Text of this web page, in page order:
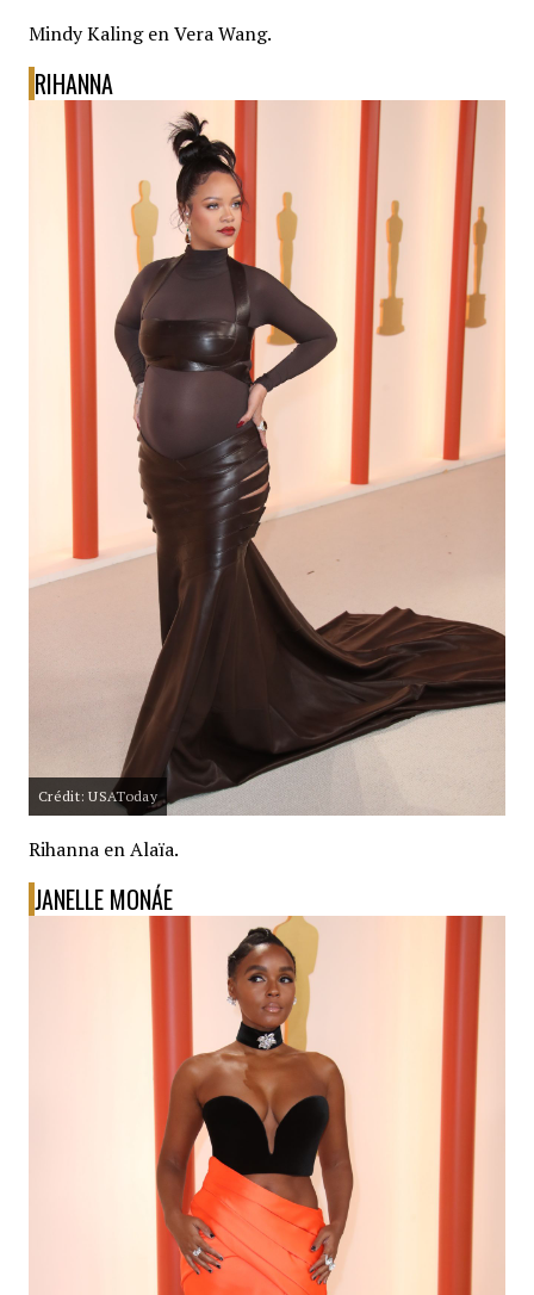
Mindy Kaling en Vera Wang.
RIHANNA
Crédit: USAToday
Rihanna en Alaïa.
JANELLE MONÁE